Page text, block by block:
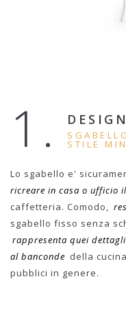
1. STILE
Lo sgabello e'
ricreare in casa o ufficio
caffetteria. Comodo,
sgabello fisso senza
rappresenta quei
al banconde della
pubblici in genere.